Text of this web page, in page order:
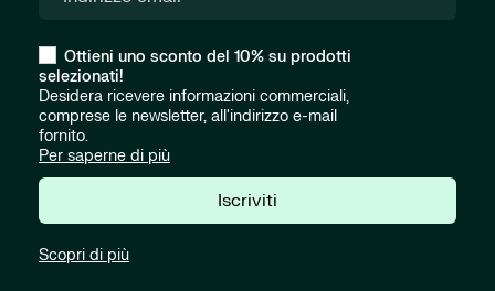
Ottieni uno sconto del 10% su prodotti
selezionati!
Desidera ricevere informazioni commerciali,
comprese le newsletter, all'indirizzo e-mail
fornito.
Per saperne di più
Iscriviti
Scopri di più